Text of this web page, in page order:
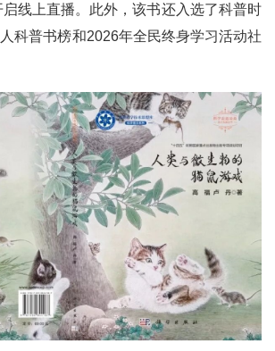
线上直播。此外，该书还入选了科普时
科普书榜和2026年全民终身学习活动社